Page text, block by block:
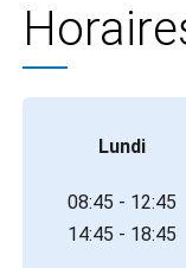
Lundi
08:45 - 12:45
14:45 - 18:45